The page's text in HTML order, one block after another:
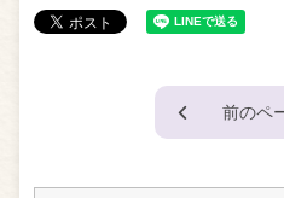
前のペ